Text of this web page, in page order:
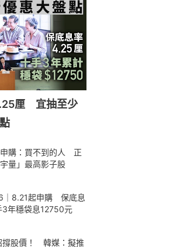
厘 宜抽至少
購：買不到的人 正
量」最高影子股
｜8.21起申購 保底息
年穩袋息12750元
撐股價！ 韓媒：擬推